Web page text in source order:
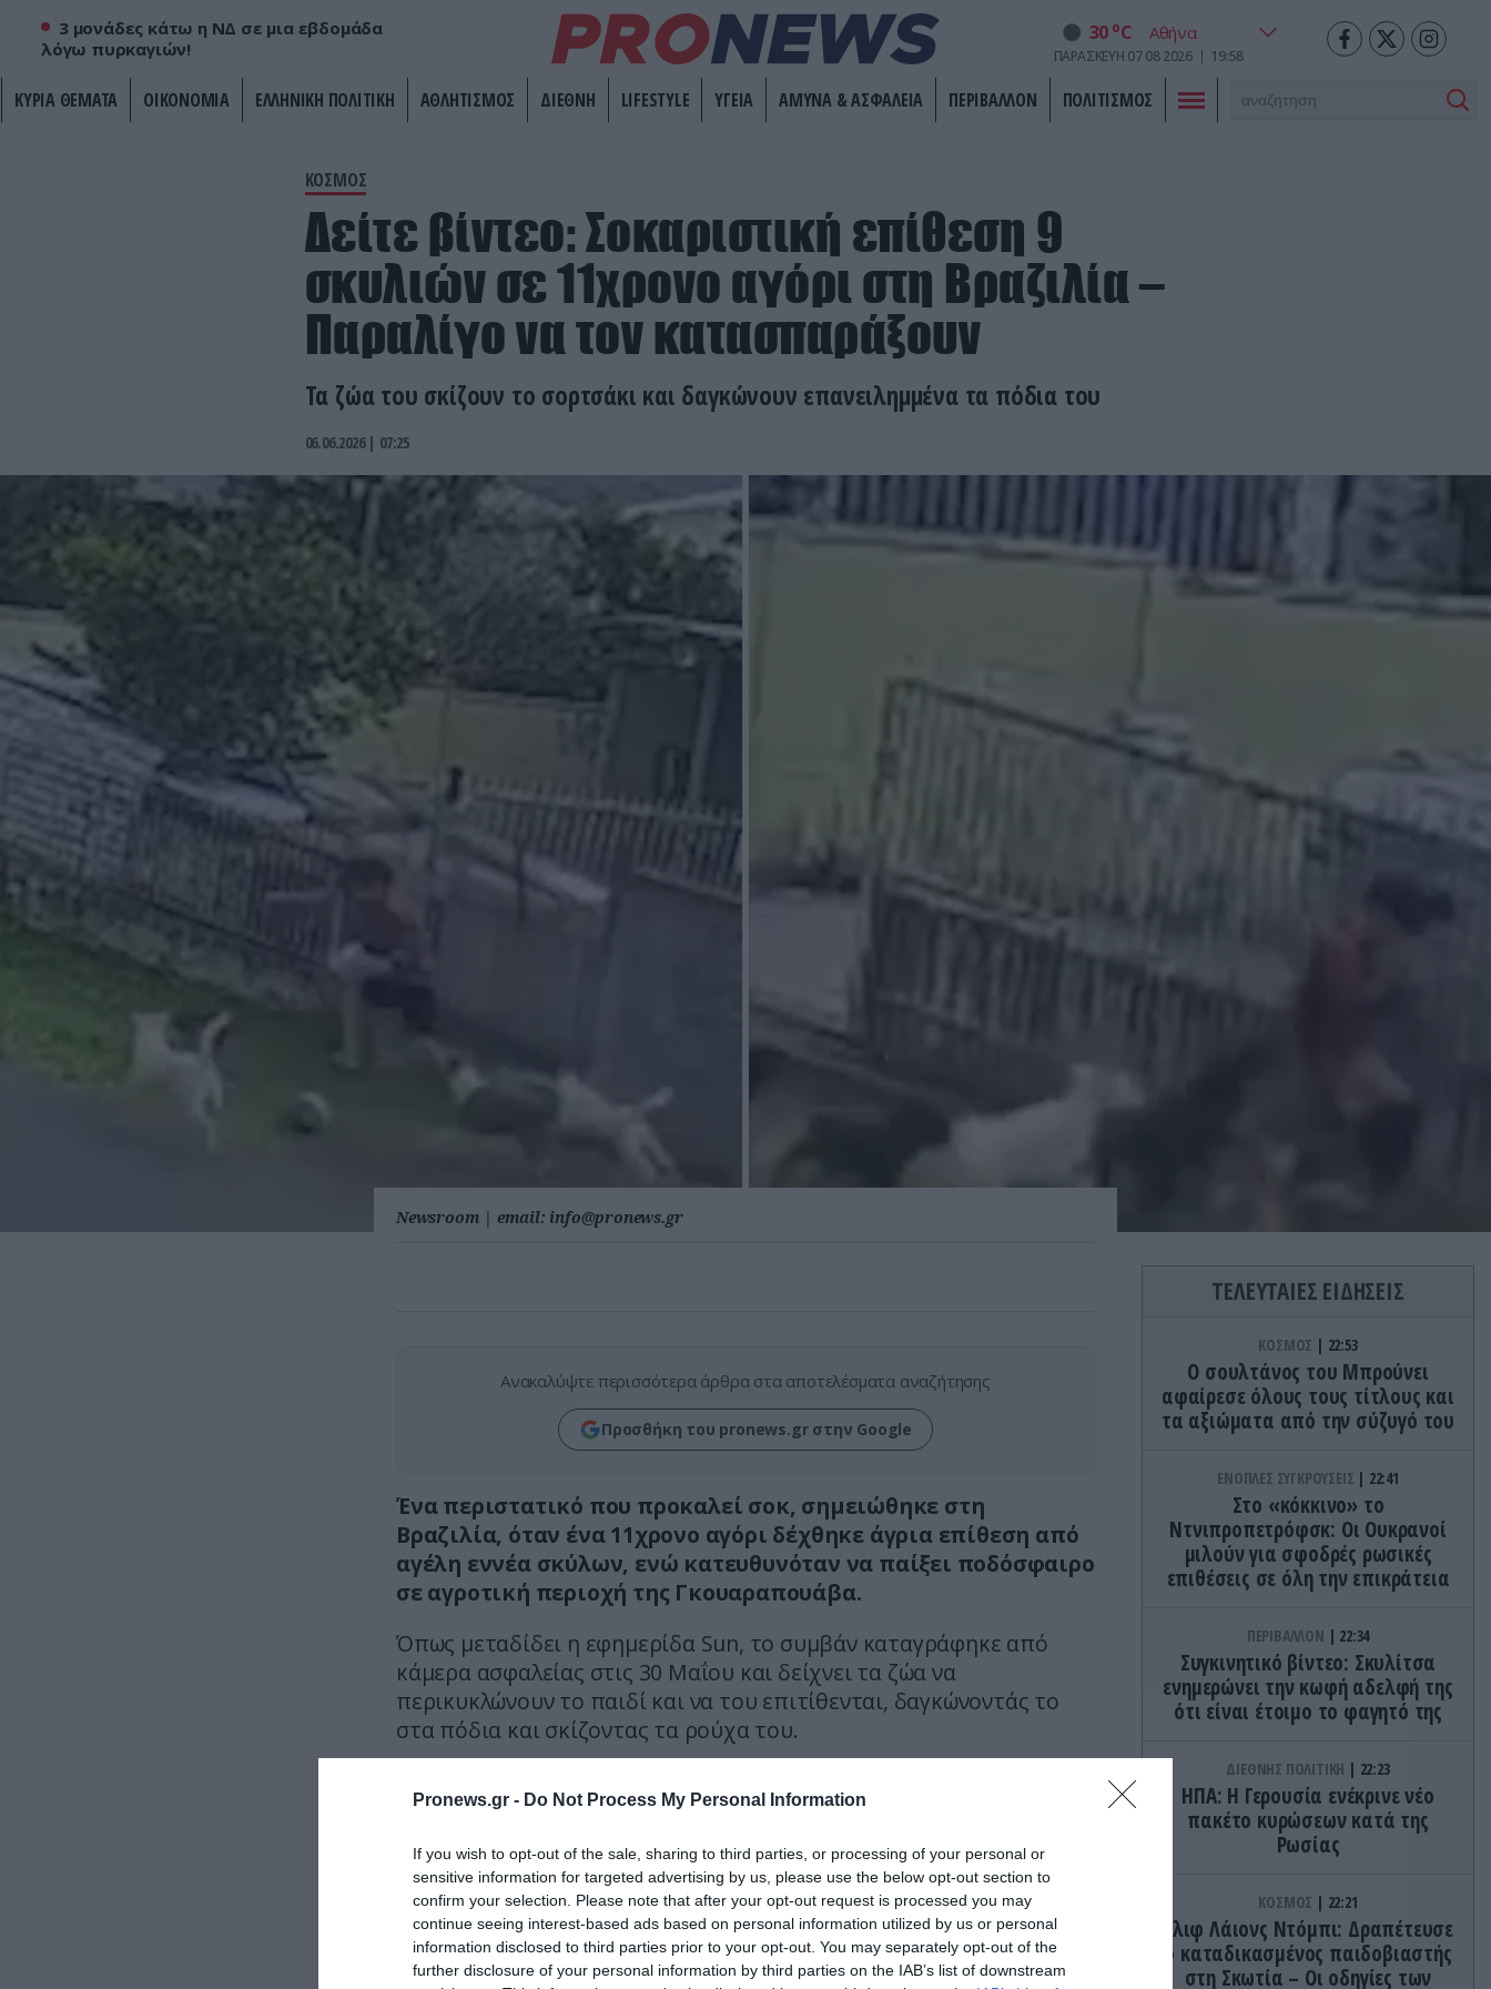
Pronews.gr - Do Not Process My Personal Information
If you wish to opt-out of the sale, sharing to third parties, or processing of your personal or
sensitive information for targeted advertising by us, please use the below opt-out section to
confirm your selection. Please note that after your opt-out request is processed you may
continue seeing interest-based ads based on personal information utilized by us or personal
information disclosed to third parties prior to your opt-out. You may separately opt-out of the
further disclosure of your personal information by third parties on the IAB’s list of downstream
3 μονάδες κάτω η ΝΔ σε μια εβδομάδα
λόγω πυρκαγιών!
30 oC
ΠΑΡΑΣΚΕΥΗ 07 08 2026 19:58
ΚΥΡΙΑ ΘΕΜΑΤΑ ΟΙΚΟΝΟΜΙΑ ΕΛΛΗΝΙΚΗ ΠΟΛΙΤΙΚΗ ΑΘΛΗΤΙΣΜΟΣ ΔΙΕΘΝΗ LIFESTYLE ΥΓΕΙΑ ΑΜΥΝΑ & ΑΣΦΑΛΕΙΑ ΠΕΡΙΒΑΛΛΟΝ ΠΟΛΙΤΙΣΜΟΣ
ΚΟΣΜΟΣ
Δείτε βίντεο: Σοκαριστική επίθεση 9
σκυλιών σε 11χρονο αγόρι στη Βραζιλία –
Παραλίγο να τον κατασπαράξουν
Τα ζώα του σκίζουν το σορτσάκι και δαγκώνουν επανειλημμένα τα πόδια του
06.06.2026 | 07:25
Newsroom | email: info@pronews.gr
Ανακαλύψτε περισσότερα άρθρα στα αποτελέσματα αναζήτησης
Προσθήκη του pronews.gr στην Google
Ένα περιστατικό που προκαλεί σοκ, σημειώθηκε στη
Βραζιλία, όταν ένα 11χρονο αγόρι δέχθηκε άγρια επίθεση από
αγέλη εννέα σκύλων, ενώ κατευθυνόταν να παίξει ποδόσφαιρο
σε αγροτική περιοχή της Γκουαραπουάβα.
Όπως μεταδίδει η εφημερίδα Sun, το συμβάν καταγράφηκε από
κάμερα ασφαλείας στις 30 Μαΐου και δείχνει τα ζώα να
περικυκλώνουν το παιδί και να του επιτίθενται, δαγκώνοντάς το
στα πόδια και σκίζοντας τα ρούχα του.
ΤΕΛΕΥΤΑΙΕΣ ΕΙΔΗΣΕΙΣ
ΚΟΣΜΟΣ 22:53
Ο σουλτάνος του Μπρούνει
αφαίρεσε όλους τους τίτλους και
τα αξιώματα από την σύζυγό του
ΕΝΟΠΛΕΣ ΣΥΓΚΡΟΥΣΕΙΣ 22:41
Στο «κόκκινο» το
Ντνιπροπετρόφσκ: Οι Ουκρανοί
μιλούν για σφοδρές ρωσικές
επιθέσεις σε όλη την επικράτεια
ΠΕΡΙΒΑΛΛΟΝ 22:34
Συγκινητικό βίντεο: Σκυλίτσα
ενημερώνει την κωφή αδελφή της
ότι είναι έτοιμο το φαγητό της
ΔΙΕΘΝΗΣ ΠΟΛΙΤΙΚΗ 22:23
ΗΠΑ: Η Γερουσία ενέκρινε νέο
πακέτο κυρώσεων κατά της
Ρωσίας
ΚΟΣΜΟΣ 22:21
Κλιφ Λάιονς Ντόμπι: Δραπέτευσε
ο καταδικασμένος παιδοβιαστής
στη Σκωτία – Οι οδηγίες των